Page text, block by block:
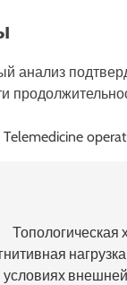
анализ
Telemedicine
Топологическая
условиях